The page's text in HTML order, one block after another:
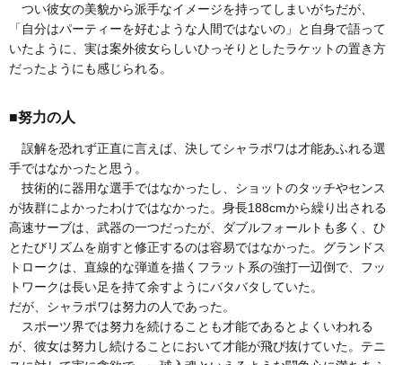
つい彼女の美貌から派手なイメージを持ってしまいがちだが、
「自分はパーティーを好むような人間ではないの」と自身で語って
いたように、実は案外彼女らしいひっそりとしたラケットの置き方
だったようにも感じられる。
■努力の人
誤解を恐れず正直に言えば、決してシャラポワは才能あふれる選
手ではなかったと思う。
技術的に器用な選手ではなかったし、ショットのタッチやセンス
が抜群によかったわけではなかった。身長188cmから繰り出される
高速サーブは、武器の一つだったが、ダブルフォールトも多く、ひ
とたびリズムを崩すと修正するのは容易ではなかった。グランドス
トロークは、直線的な弾道を描くフラット系の強打一辺倒で、フッ
トワークは長い足を持て余すようにバタバタしていた。
だが、シャラポワは努力の人であった。
スポーツ界では努力を続けることも才能であるとよくいわれる
が、彼女は努力し続けることにおいて才能が飛び抜けていた。テニ